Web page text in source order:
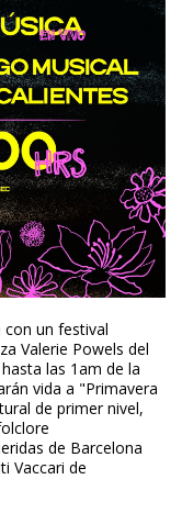
con un festival
Valerie Powels del
las 1am de la
vida a "Primavera
de primer nivel,
de Barcelona
Vaccari de